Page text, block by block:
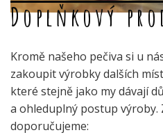
Doplňkový
Kromě našeho pečiva si u
zakoupit výrobky dalších
které stejně jako my dávají
a ohleduplný postup
doporučujeme: